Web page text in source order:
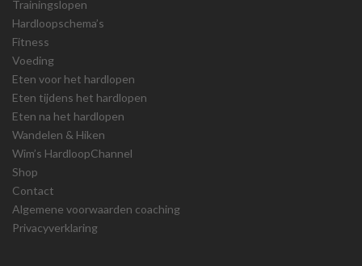
Trainingslopen
Hardloopschema’s
Fitness
Voeding
Eten voor het hardlopen
Eten tijdens het hardlopen
Eten na het hardlopen
Wandelen & Hiken
Wim’s HardloopChannel
Shop
Contact
Algemene voorwaarden coaching
Privacyverklaring